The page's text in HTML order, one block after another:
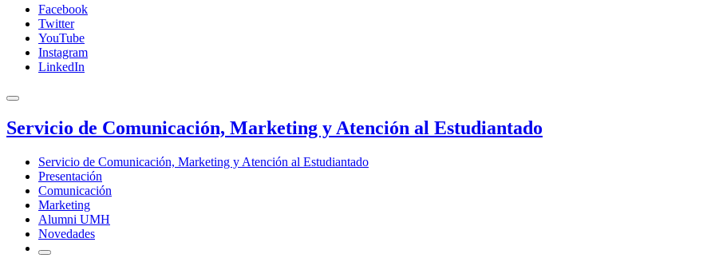
Facebook
Twitter
YouTube
Instagram
LinkedIn
Servicio de Comunicación, Marketing y Atención al Estudiantado
Servicio de Comunicación, Marketing y Atención al Estudiantado
Presentación
Comunicación
Marketing
Alumni UMH
Novedades